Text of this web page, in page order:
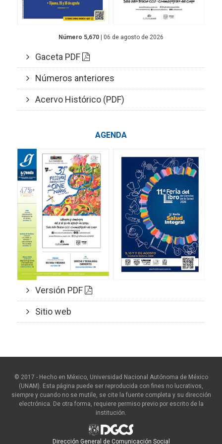
Número 5,670 | 06 de agosto de 2026
Gaceta PDF
Números anteriores
Acervo Histórico (PDF)
AGENDA
Versión PDF
Sitio web
© 2017 - Hecho en México, Universidad Nacional Autónoma de México
(UNAM). Esta página puede ser reproducida con fines no lucrativos,
siempre y cuando no se mutile, se cite la fuente completa y su dirección
electrónica. De otra forma, requiere permiso previo por escrito de la
institución.
Dirección General de Comunicación Social